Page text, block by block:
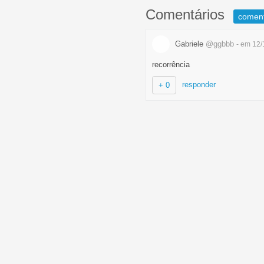
Comentários
Gabriele @ggbbb - em
recorrência
+ 0 responder